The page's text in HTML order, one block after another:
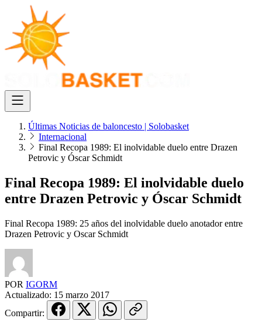
Últimas Noticias de baloncesto | Solobasket
Internacional
Final Recopa 1989: El inolvidable duelo entre Drazen
Petrovic y Óscar Schmidt
Final Recopa 1989: El inolvidable duelo
entre Drazen Petrovic y Óscar Schmidt
Final Recopa 1989: 25 años del inolvidable duelo anotador entre
Drazen Petrovic y Oscar Schmidt
POR IGORM
Actualizado: 15 marzo 2017
Compartir: